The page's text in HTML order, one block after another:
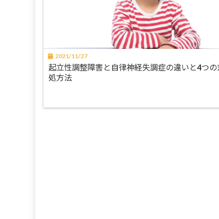
2021/11/27
起立性調整障害と自律神経失調症の違いと4つの
処方法